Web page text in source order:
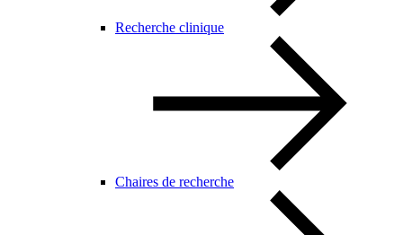
Recherche clinique
Chaires de recherche